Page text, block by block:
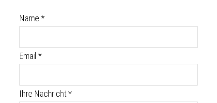
Name *
Email *
Ihre Nachricht*